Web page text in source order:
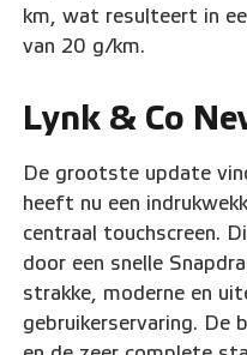
km, wat resulteert in
van 20 g/km.
Lynk & Co
De grootste update
heeft nu een
centraal touchscreen.
door een snelle
strakke, moderne en
gebruikerservaring. De